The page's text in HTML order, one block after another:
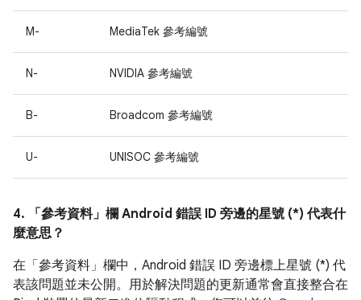
M- MediaTek 參考編號
N- NVIDIA 參考編號
B- Broadcom 參考編號
U- UNISOC 參考編號
4. 「參考資料」 欄 Android 錯誤 ID 旁邊的星號 (*) 代表什
麼意思？
在「參考資料」 欄中，Android 錯誤 ID 旁邊標上星號 (*) 代
表該問題並未公開。用於解決問題的更新通常會直接整合在